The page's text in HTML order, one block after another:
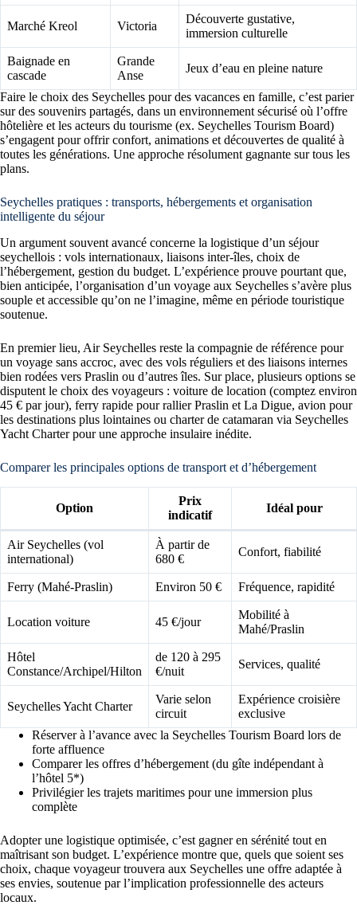
Marché Kreol Victoria
Découverte gustative,
immersion culturelle
Baignade en
cascade
Grande
Anse
Jeux d’eau en pleine nature
Faire le choix des Seychelles pour des vacances en famille, c’est parier
sur des souvenirs partagés, dans un environnement sécurisé où l’offre
hôtelière et les acteurs du tourisme (ex. Seychelles Tourism Board)
s’engagent pour offrir confort, animations et découvertes de qualité à
toutes les générations. Une approche résolument gagnante sur tous les
plans.
Seychelles pratiques : transports, hébergements et organisation
intelligente du séjour
Un argument souvent avancé concerne la logistique d’un séjour
seychellois : vols internationaux, liaisons inter-îles, choix de
l’hébergement, gestion du budget. L’expérience prouve pourtant que,
bien anticipée, l’organisation d’un voyage aux Seychelles s’avère plus
souple et accessible qu’on ne l’imagine, même en période touristique
soutenue.
En premier lieu, Air Seychelles reste la compagnie de référence pour
un voyage sans accroc, avec des vols réguliers et des liaisons internes
bien rodées vers Praslin ou d’autres îles. Sur place, plusieurs options se
disputent le choix des voyageurs : voiture de location (comptez environ
45 € par jour), ferry rapide pour rallier Praslin et La Digue, avion pour
les destinations plus lointaines ou charter de catamaran via Seychelles
Yacht Charter pour une approche insulaire inédite.
Comparer les principales options de transport et d’hébergement
Option
Prix
indicatif
Idéal pour
Air Seychelles (vol
international)
À partir de
680 €
Confort, fiabilité
Ferry (Mahé-Praslin) Environ 50 € Fréquence, rapidité
Location voiture 45 €/jour
Mobilité à
Mahé/Praslin
Hôtel
Constance/Archipel/Hilton
de 120 à 295
€/nuit
Services, qualité
Seychelles Yacht Charter
Varie selon
circuit
Expérience croisière
exclusive
Réserver à l’avance avec la Seychelles Tourism Board lors de
forte affluence
Comparer les offres d’hébergement (du gîte indépendant à
l’hôtel 5*)
Privilégier les trajets maritimes pour une immersion plus
complète
Adopter une logistique optimisée, c’est gagner en sérénité tout en
maîtrisant son budget. L’expérience montre que, quels que soient ses
choix, chaque voyageur trouvera aux Seychelles une offre adaptée à
ses envies, soutenue par l’implication professionnelle des acteurs
locaux.